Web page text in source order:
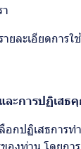
ยละเอียดการ
ละการปฏิเสธ
อกปฏิเสธการ